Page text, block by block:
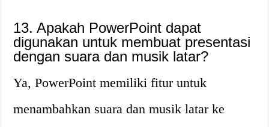
13. Apakah PowerPoint dapat
digunakan untuk membuat presentasi
dengan suara dan musik latar?
Ya, PowerPoint memiliki fitur untuk
menambahkan suara dan musik latar ke